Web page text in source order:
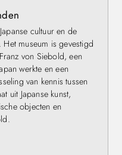
cultuur en de
museum is gevestigd
von Siebold, een
werkte en een
van kennis tussen
uit Japanse kunst,
objecten en